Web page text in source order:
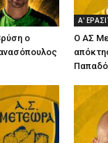
ο
Α'
Ο ΑΣ